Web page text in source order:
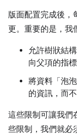
版面配置完成後，
更。重要的是，我
允許樹狀結
向父項的指標)
將資料「泡
的資訊，而
這些限制可讓我們
些限制，我們就必